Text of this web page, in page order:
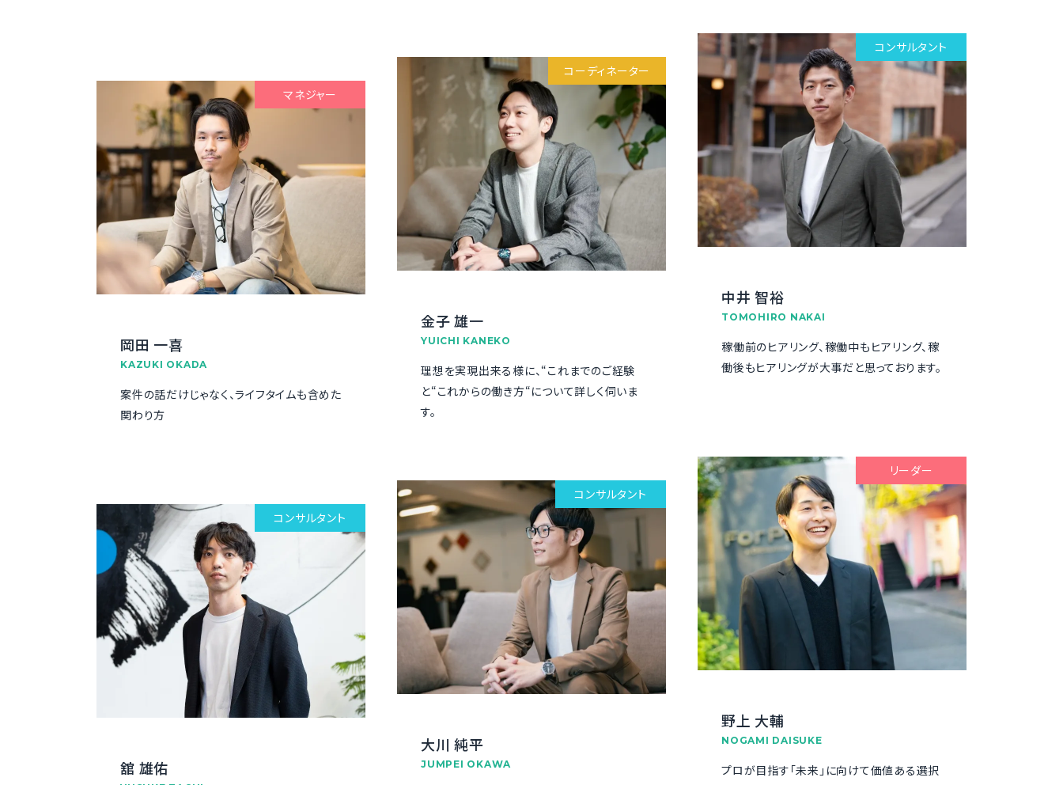
マネジャー
岡田 一喜
KAZUKI OKADA
案件の話だけじゃなく、ライフタイムも含めた
関わり方
コーディネーター
金子 雄一
YUICHI KANEKO
理想を実現出来る様に、“これまでのご経験
と“これからの働き方“について詳しく伺いま
す。
コンサルタント
中井 智裕
TOMOHIRO NAKAI
稼働前のヒアリング、稼働中もヒアリング、稼
働後もヒアリングが大事だと思っております。
コンサルタント
舘 雄佑
コンサルタント
大川 純平
JUMPEI OKAWA
リーダー
野上 大輔
NOGAMI DAISUKE
プロが目指す「未来」に向けて価値ある選択